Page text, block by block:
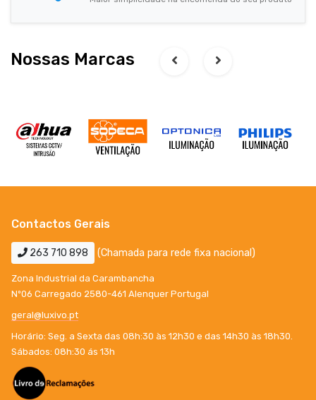
Nossas Marcas
Contactos Gerais
263 710 898 (Chamada para rede fixa nacional)
Zona Industrial da Carambancha
Nº06 Carregado 2580-461 Alenquer Portugal
geral@luxivo.pt
Horário: Seg. a Sexta das 08h:30 às 12h30 e das 14h30 às 18h30.
Sábados: 08h:30 ás 13h